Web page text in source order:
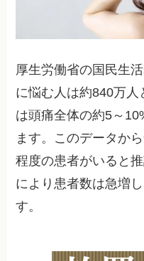
厚生労働省の国民生
に悩む人は約840万
は頭痛全体の約5～
ます。このデータか
程度の患者がいると
により患者数は急増
す。